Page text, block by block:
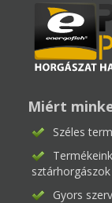
Miért
Széles
Gyors